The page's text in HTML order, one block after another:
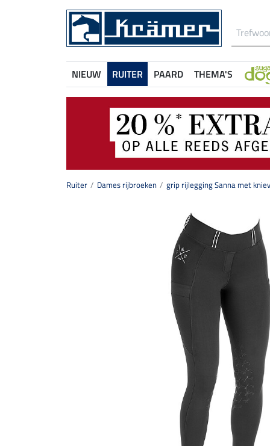
NIEUW RUITER PAARD THEMA'S
Ruiter Dames rijbroeken grip rijlegging Sanna met